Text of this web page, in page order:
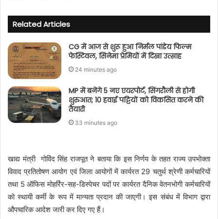
Related Articles
CG में आज से शुरू हुआ निर्मल पांडेय फिल्म
फेस्टिवल, सिनेमा प्रेमियों में दिखा उत्साह
24 minutes ago
MP में बनेंगे 5 नए एयरपोर्ट, सिंगरौली से होगी
शुरुआत; 10 हवाई पट्टियों को विकसित करने की
तैयारी
33 minutes ago
खाद्य मंत्री गोविंद सिंह राजपूत ने बताया कि इस निर्णय के तहत राज्य उपभोक्ता
विवाद प्रतितोषण आयोग एवं जिला आयोगों में कार्यरत 29 चतुर्थ श्रेणी कर्मचारियों
तथा 5 ऑफिस मोहर्रिर-सह-डिस्पेचर पदों पर कार्यरत दैनिक वेतनभोगी कर्मचारियों
को स्थायी कर्मी के रूप में मान्यता प्रदान की जाएगी। इस संबंध में विभाग द्वारा
औपचारिक आदेश जारी कर दिए गए हैं।